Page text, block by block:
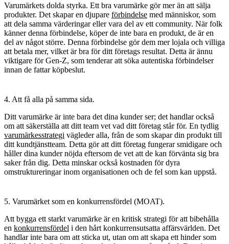
Varumärkets dolda styrka. Ett bra varumärke gör mer än att sälja
produkter. Det skapar en djupare förbindelse med människor, som
att dela samma värderingar eller vara del av ett community. När folk
känner denna förbindelse, köper de inte bara en produkt, de är en
del av något större. Denna förbindelse gör dem mer lojala och villiga
att betala mer, vilket är bra för ditt företags resultat. Detta är ännu
viktigare för Gen-Z, som tenderar att söka autentiska förbindelser
innan de fattar köpbeslut.
4. Att få alla på samma sida.
Ditt varumärke är inte bara det dina kunder ser; det handlar också
om att säkerställa att ditt team vet vad ditt företag står för. En tydlig
varumärkesstrategi vägleder alla, från de som skapar din produkt till
ditt kundtjänstteam. Detta gör att ditt företag fungerar smidigare och
håller dina kunder nöjda eftersom de vet att de kan förvänta sig bra
saker från dig. Detta minskar också kostnaden för dyra
omstruktureringar inom organisationen och de fel som kan uppstå.
5. Varumärket som en konkurrensfördel (MOAT).
Att bygga ett starkt varumärke är en kritisk strategi för att bibehålla
en konkurrensfördel i den hårt konkurrensutsatta affärsvärlden. Det
handlar inte bara om att sticka ut, utan om att skapa ett hinder som